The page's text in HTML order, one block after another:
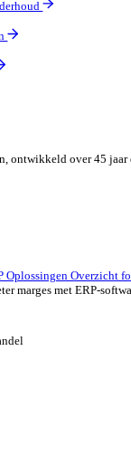
betere
onderhoud
deuren